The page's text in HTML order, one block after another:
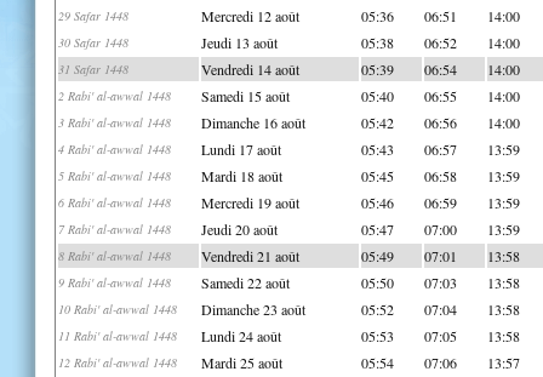
29 Safar 1448 Mercredi 12 août 05:36 06:51 14:00
30 Safar 1448 Jeudi 13 août 05:38 06:52 14:00
31 Safar 1448 Vendredi 14 août 05:39 06:54 14:00
2 Rabi' al-awwal 1448 Samedi 15 août 05:40 06:55 14:00
3 Rabi' al-awwal 1448 Dimanche 16 août 05:42 06:56 14:00
4 Rabi' al-awwal 1448 Lundi 17 août 05:43 06:57 13:59
5 Rabi' al-awwal 1448 Mardi 18 août 05:45 06:58 13:59
6 Rabi' al-awwal 1448 Mercredi 19 août 05:46 06:59 13:59
7 Rabi' al-awwal 1448 Jeudi 20 août 05:47 07:00 13:59
8 Rabi' al-awwal 1448 Vendredi 21 août 05:49 07:01 13:58
9 Rabi' al-awwal 1448 Samedi 22 août 05:50 07:03 13:58
10 Rabi' al-awwal 1448 Dimanche 23 août 05:52 07:04 13:58
11 Rabi' al-awwal 1448 Lundi 24 août 05:53 07:05 13:58
12 Rabi' al-awwal 1448 Mardi 25 août 05:54 07:06 13:57